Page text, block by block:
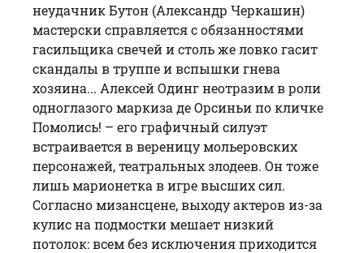
неудачник Бутон (Александр Черкашин)
мастерски справляется с обязанностями
гасильщика свечей и столь же ловко гасит
скандалы в труппе и вспышки гнева
хозяина... Алексей Одинг неотразим в роли
одноглазого маркиза де Орсиньи по кличке
Помолись! – его графичный силуэт
встраивается в вереницу мольеровских
персонажей, театральных злодеев. Он тоже
лишь марионетка в игре высших сил.
Согласно мизансцене, выходу актеров из-за
кулис на подмостки мешает низкий
потолок: всем без исключения приходится